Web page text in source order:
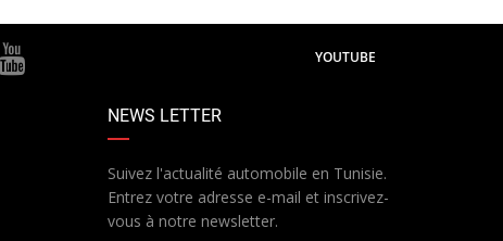
YOUTUBE
NEWS LETTER
Suivez l'actualité automobile en Tunisie.
Entrez votre adresse e-mail et inscrivez-
vous à notre newsletter.